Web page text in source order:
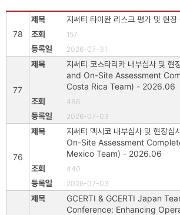
78
지써티 타이완 리스크 평가 및 현
157
2026-07-31
77
지써티 코스타리카 내부심사 및
and On-Site Assessment
Costa Rica Team) - 2026.06
486
2026-07-03
76
지써티 멕시코 내부심사 및 현장
On-Site Assessment
Mexico Team) - 2026.06
440
2026-07-03
GCERTI & GCERTI Japan
Conference: Enhancing